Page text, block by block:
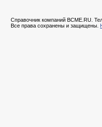
Справочник компаний BCME.RU.
Все права сохранены и защищены.